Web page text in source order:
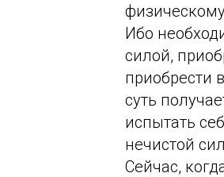
Ибо
силой,
приобрести
суть
испытать
нечистой
Сейчас,